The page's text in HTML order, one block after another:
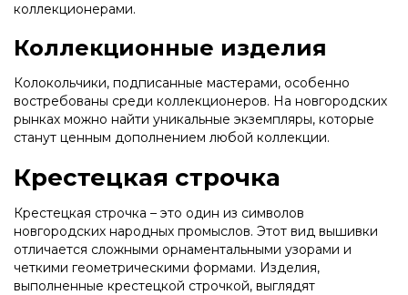
коллекционерами.
Коллекционные изделия
Колокольчики, подписанные мастерами, особенно
востребованы среди коллекционеров. На новгородских
рынках можно найти уникальные экземпляры, которые
станут ценным дополнением любой коллекции.
Крестецкая строчка
Крестецкая строчка – это один из символов
новгородских народных промыслов. Этот вид вышивки
отличается сложными орнаментальными узорами и
четкими геометрическими формами. Изделия,
выполненные крестецкой строчкой, выглядят